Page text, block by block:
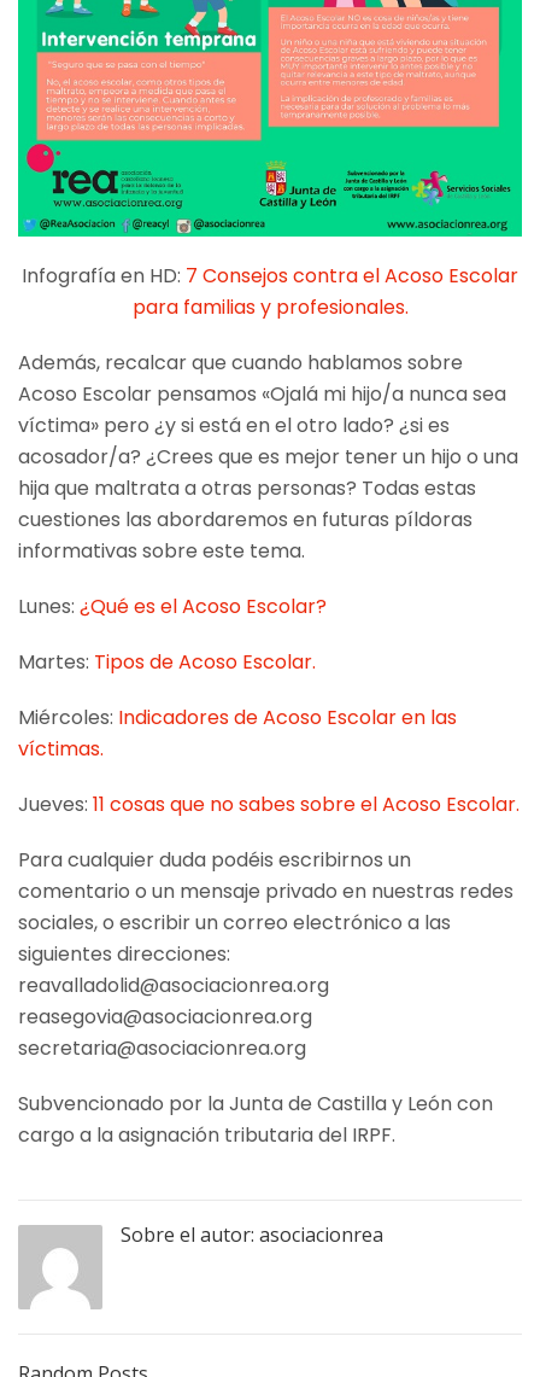
Infografía en HD: 7 Consejos contra el Acoso Escolar
para familias y profesionales.
Además, recalcar que cuando hablamos sobre
Acoso Escolar pensamos «Ojalá mi hijo/a nunca sea
víctima» pero ¿y si está en el otro lado? ¿si es
acosador/a? ¿Crees que es mejor tener un hijo o una
hija que maltrata a otras personas? Todas estas
cuestiones las abordaremos en futuras píldoras
informativas sobre este tema.
Lunes: ¿Qué es el Acoso Escolar?
Martes: Tipos de Acoso Escolar.
Miércoles: Indicadores de Acoso Escolar en las
víctimas.
Jueves: 11 cosas que no sabes sobre el Acoso Escolar.
Para cualquier duda podéis escribirnos un
comentario o un mensaje privado en nuestras redes
sociales, o escribir un correo electrónico a las
siguientes direcciones:
reavalladolid@asociacionrea.org
reasegovia@asociacionrea.org
secretaria@asociacionrea.org
Subvencionado por la Junta de Castilla y León con
cargo a la asignación tributaria del IRPF.
Sobre el autor: asociacionrea